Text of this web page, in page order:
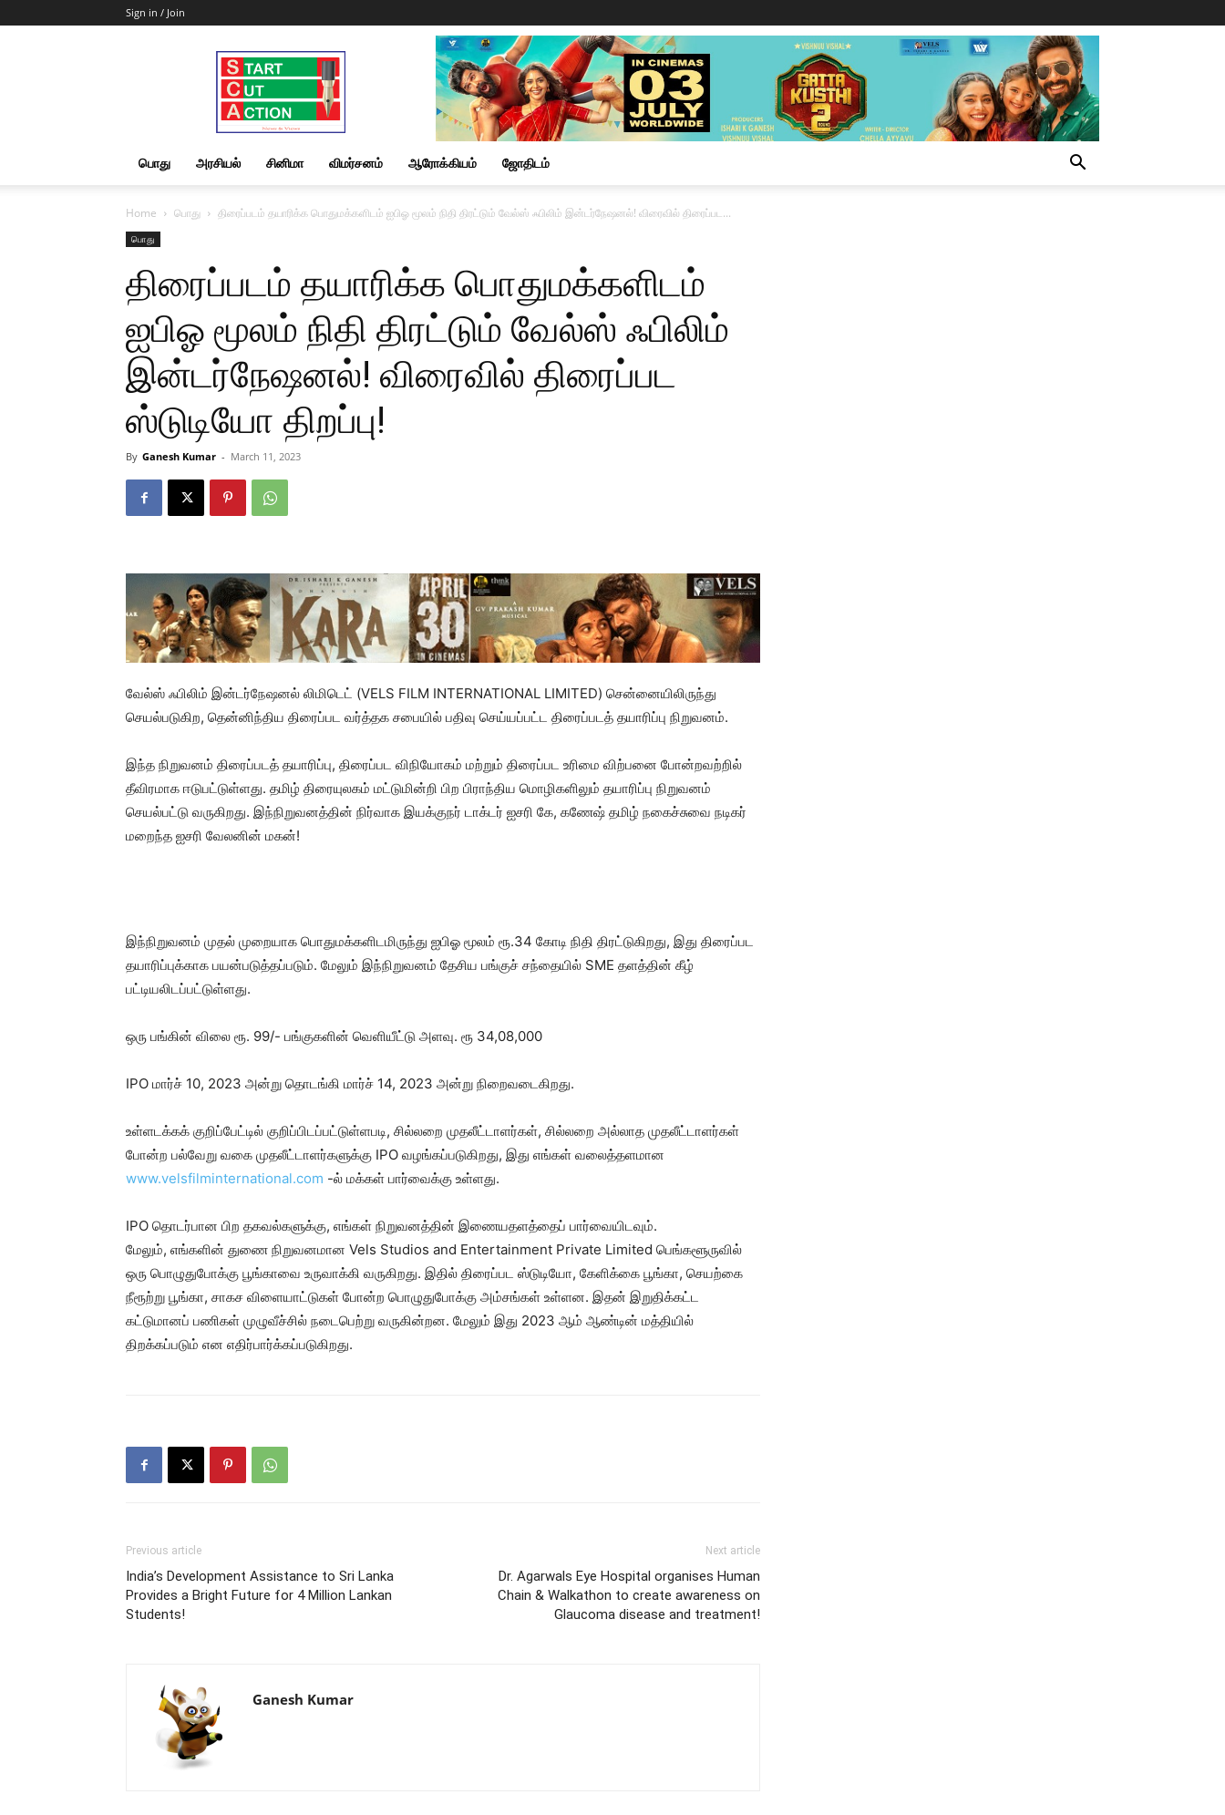
Sign in / Join
Start
Cut
Action
|
News
&
பொது அரசியல் சினிமா விமர்சனம் ஆரோக்கியம் ஜோதிடம்
Home பொது திரைப்படம் தயாரிக்க பொதுமக்களிடம் ஐபிஓ மூலம் நிதி திரட்டும் வேல்ஸ் ஃபிலிம் இன்டர்நேஷனல்! விரைவில் திரைப்பட...
பொது
திரைப்படம் தயாரிக்க பொதுமக்களிடம்
ஐபிஓ மூலம் நிதி திரட்டும் வேல்ஸ் ஃபிலிம்
இன்டர்நேஷனல்! விரைவில் திரைப்பட
ஸ்டுடியோ திறப்பு!
By Ganesh Kumar - March 11, 2023
வேல்ஸ் ஃபிலிம் இன்டர்நேஷனல் லிமிடெட் (VELS FILM INTERNATIONAL LIMITED) சென்னையிலிருந்து
செயல்படுகிற, தென்னிந்திய திரைப்பட வர்த்தக சபையில் பதிவு செய்யப்பட்ட திரைப்படத் தயாரிப்பு நிறுவனம்.
இந்த நிறுவனம் திரைப்படத் தயாரிப்பு, திரைப்பட விநியோகம் மற்றும் திரைப்பட உரிமை விற்பனை போன்றவற்றில்
தீவிரமாக ஈடுபட்டுள்ளது. தமிழ் திரையுலகம் மட்டுமின்றி பிற பிராந்திய மொழிகளிலும் தயாரிப்பு நிறுவனம்
செயல்பட்டு வருகிறது. இந்நிறுவனத்தின் நிர்வாக இயக்குநர் டாக்டர் ஐசரி கே, கணேஷ் தமிழ் நகைச்சுவை நடிகர்
மறைந்த ஐசரி வேலனின் மகன்!
இந்நிறுவனம் முதல் முறையாக பொதுமக்களிடமிருந்து ஐபிஓ மூலம் ரூ.34 கோடி நிதி திரட்டுகிறது, இது திரைப்பட
தயாரிப்புக்காக பயன்படுத்தப்படும். மேலும் இந்நிறுவனம் தேசிய பங்குச் சந்தையில் SME தளத்தின் கீழ்
பட்டியலிடப்பட்டுள்ளது.
ஒரு பங்கின் விலை ரூ. 99/- பங்குகளின் வெளியீட்டு அளவு. ரூ 34,08,000
IPO மார்ச் 10, 2023 அன்று தொடங்கி மார்ச் 14, 2023 அன்று நிறைவடைகிறது.
உள்ளடக்கக் குறிப்பேட்டில் குறிப்பிடப்பட்டுள்ளபடி, சில்லறை முதலீட்டாளர்கள், சில்லறை அல்லாத முதலீட்டாளர்கள்
போன்ற பல்வேறு வகை முதலீட்டாளர்களுக்கு IPO வழங்கப்படுகிறது, இது எங்கள் வலைத்தளமான
www.velsfilminternational.com -ல் மக்கள் பார்வைக்கு உள்ளது.
IPO தொடர்பான பிற தகவல்களுக்கு, எங்கள் நிறுவனத்தின் இணையதளத்தைப் பார்வையிடவும்.
மேலும், எங்களின் துணை நிறுவனமான Vels Studios and Entertainment Private Limited பெங்களூருவில்
ஒரு பொழுதுபோக்கு பூங்காவை உருவாக்கி வருகிறது. இதில் திரைப்பட ஸ்டுடியோ, கேளிக்கை பூங்கா, செயற்கை
நீரூற்று பூங்கா, சாகச விளையாட்டுகள் போன்ற பொழுதுபோக்கு அம்சங்கள் உள்ளன. இதன் இறுதிக்கட்ட
கட்டுமானப் பணிகள் முழுவீச்சில் நடைபெற்று வருகின்றன. மேலும் இது 2023 ஆம் ஆண்டின் மத்தியில்
திறக்கப்படும் என எதிர்பார்க்கப்படுகிறது.
Previous article
India’s Development Assistance to Sri Lanka
Provides a Bright Future for 4 Million Lankan
Students!
Next article
Dr. Agarwals Eye Hospital organises Human
Chain & Walkathon to create awareness on
Glaucoma disease and treatment!
Ganesh Kumar